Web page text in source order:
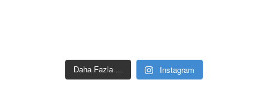
Daha Fazla ... Instagram